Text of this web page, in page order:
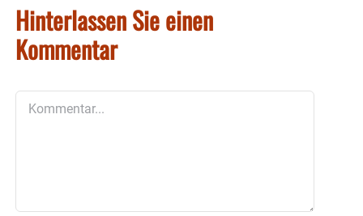
Hinterlassen Sie einen
Kommentar